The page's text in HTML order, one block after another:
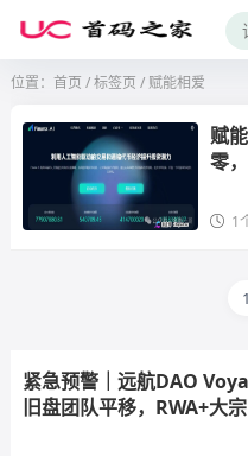
位置： 首页 /标签页 / 赋能相爱
赋
零
1
紧急预警｜远航DAO
旧盘团队平移，RWA+大